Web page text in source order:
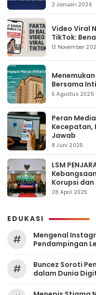
2 Januari 2026
Video Viral
TikTok:
13 November
Bersama
5 Agustus 2025
Peran
Kecepatan,
Jawab
8 Juni 2025
LSM
Korupsi
Berintegritas
28 April 2025
EDUKASI
#
Mengenal
Pendampingan
#
‎Buncez Soroti
dalam Dunia